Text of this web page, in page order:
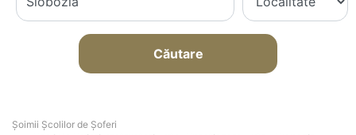
Căutare
Şoimii Școlilor de Șoferi